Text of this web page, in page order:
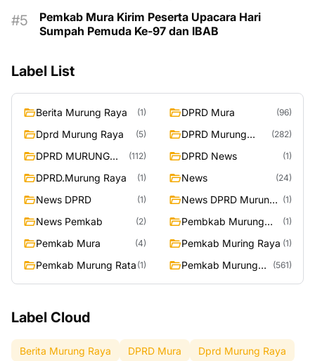
Pemkab Mura Kirim Peserta Upacara Hari
Sumpah Pemuda Ke-97 dan IBAB
Label List
Berita Murung Raya (1) DPRD Mura (96)
Dprd Murung Raya (5)
DPRD Murung
(282)
DPRD MURUNG
(112) DPRD News (1)
DPRD.Murung Raya (1) News (24)
News DPRD (1)
News DPRD Murung
(1)
News Pemkab (2)
Pembkab Murung
(1)
Pemkab Mura (4) Pemkab Muring Raya (1)
Pemkab Murung Rata (1)
Pemkab Murung
(561)
Label Cloud
Berita Murung Raya DPRD Mura
Dprd Murung Raya